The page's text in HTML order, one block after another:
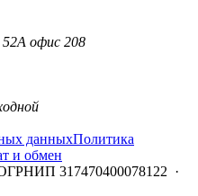
офис 208
данныхПолитика
и обмен
317470400078122 ·